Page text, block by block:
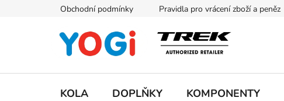
Obchodní podmínky Pravidla pro vrácení zboží a peněz
KOLA DOPLŇKY KOMPONENTY